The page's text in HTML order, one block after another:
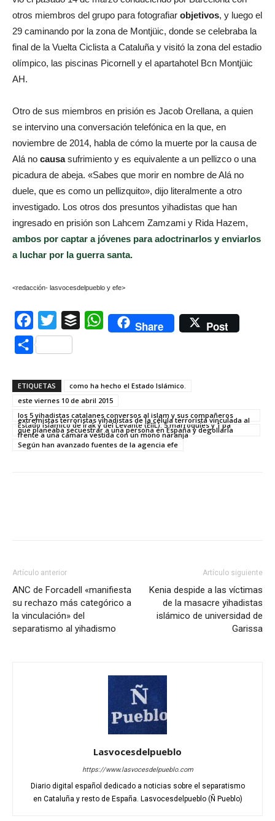
otros miembros del grupo para fotografiar objetivos, y luego el
29 caminando por la zona de Montjüic, donde se celebraba la
final de la Vuelta Ciclista a Cataluña y visitó la zona del estadio
olímpico, las piscinas Picornell y el apartahotel Bcn Montjüic
AH.
Otro de sus miembros en prisión es Jacob Orellana, a quien
se intervino una conversación telefónica en la que, en
noviembre de 2014, habla de cómo la muerte por la causa de
Alá no causasufrimiento y es equivalente a un pellizco o una
picadura de abeja. «Sabes que morir en nombre de Alá no
duele, que es como un pellizquito», dijo literalmente a otro
investigado. Los otros dos presuntos yihadistas que han
ingresado en prisión son Lahcem Zamzami y Rida Hazem,
ambos por captar a jóvenes para adoctrinarlos y enviarlos
a luchar por la guerra santa.
<redacción- lasvocesdelpueblo y efe>
Facebook
Twitter Buffer WhatsAppShare Post
Compartir
ETIQUETAS
como ha hecho el Estado Islámico.
este viernes 10 de abril 2015
los 5 yihadistas catalanes conversos al islam y sus compañeros
extremistas terroristas yihadistas de la célula terrorista vinculada al
Estado Islámico de Irak y del Levante (EIIL): 5 marroquíes y 1 pa
que planeaba secuestrar a una persona en España y degollarla
frente a una cámara vestida con un mono naranja
Según han avanzado fuentes de la agencia efe
Artículo anterior
ANC de Forcadell «manifiesta
su rechazo más categórico a
la vinculación» del
separatismo al yihadismo
Artículo siguiente
Kenia despide a las víctimas
de la masacre yihadistas
islámico de universidad de
Garissa
Lasvocesdelpueblo
https://www.lasvocesdelpueblo.com
Diario digital español dedicado a noticias sobre el separatismo
en Cataluña y resto de España. Lasvocesdelpueblo (Ñ Pueblo)